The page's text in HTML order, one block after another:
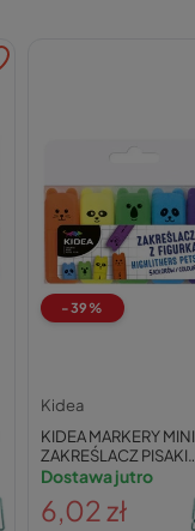
-39%
Kidea
KIDEA MARKERY MINI
ZAKREŚLACZ PISAKI
ZWIERZAKI 5K
Dostawa jutro
6,02 zł